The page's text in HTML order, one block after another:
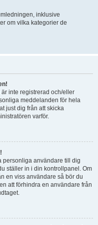
inklusive
om vilka kategorier de
inte registrerad och/eller
meddelanden för hela
just dig från att skicka
varför.
personliga användare till dig
ställer in i din kontrollpanel. Om
en viss användare så bör du
att förhindra en användare från